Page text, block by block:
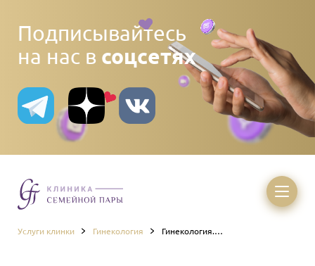
Подписывайтесь
на нас в соцсетях
Услуги клинки Гинекология
Гинекология.